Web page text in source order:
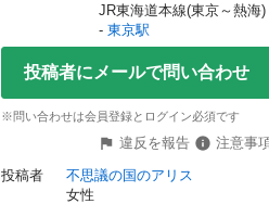
JR東海道本線(東京～熱海)
- 東京駅
投稿者にメールで問い合わせ
※問い合わせは会員登録とログイン必須です
違反を報告
注意事
投稿者
不思議の国のアリス
女性